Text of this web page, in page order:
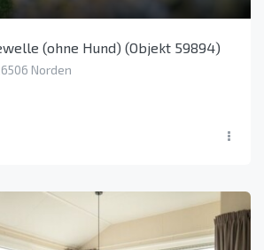
(ohne Hund) (Objekt 59894)
Norden